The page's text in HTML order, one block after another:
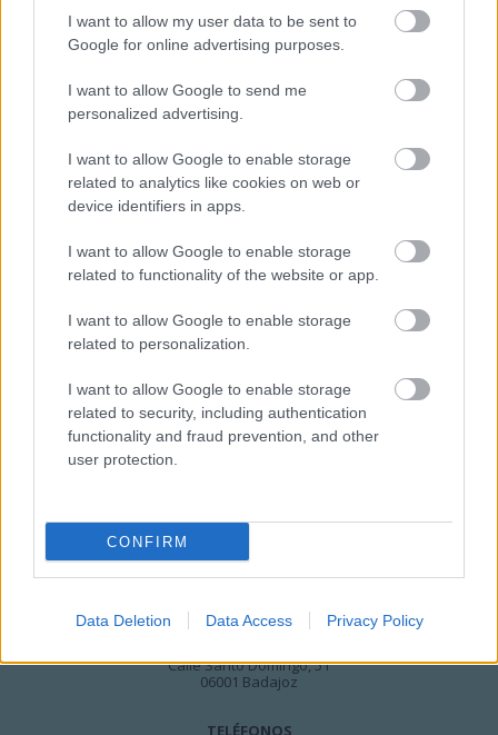
I want to allow my user data to be sent to
Google for online advertising purposes.
I want to allow Google to send me
personalized advertising.
I want to allow Google to enable storage
related to analytics like cookies on web or
device identifiers in apps.
I want to allow Google to enable storage
related to functionality of the website or app.
I want to allow Google to enable storage
related to personalization.
I want to allow Google to enable storage
related to security, including authentication
functionality and fraud prevention, and other
user protection.
CONFIRM
Data Deletion Data Access Privacy Policy
GELES
PEDICURA
HIGIENE Y DESINFECCIÓN
LÍQUIDOS MANICURA / PEDICURA
MAQUILLAJE
UÑAS
Calle Santo Domingo, 51
06001 Badajoz
TELÉFONOS